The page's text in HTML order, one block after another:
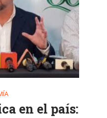
en el país: